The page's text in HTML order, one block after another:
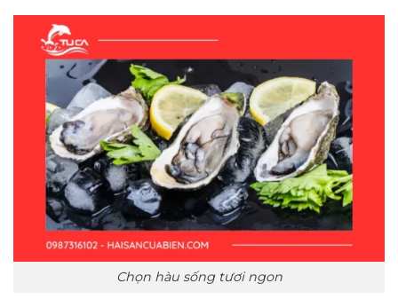
Chọn hàu sống tươi ngon